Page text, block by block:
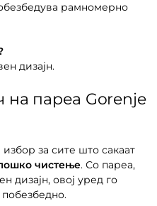
рамномерно
дизајн.
на пареа Gorenje
за сите што сакаат
чистење. Со пареа,
дизајн, овој уред го